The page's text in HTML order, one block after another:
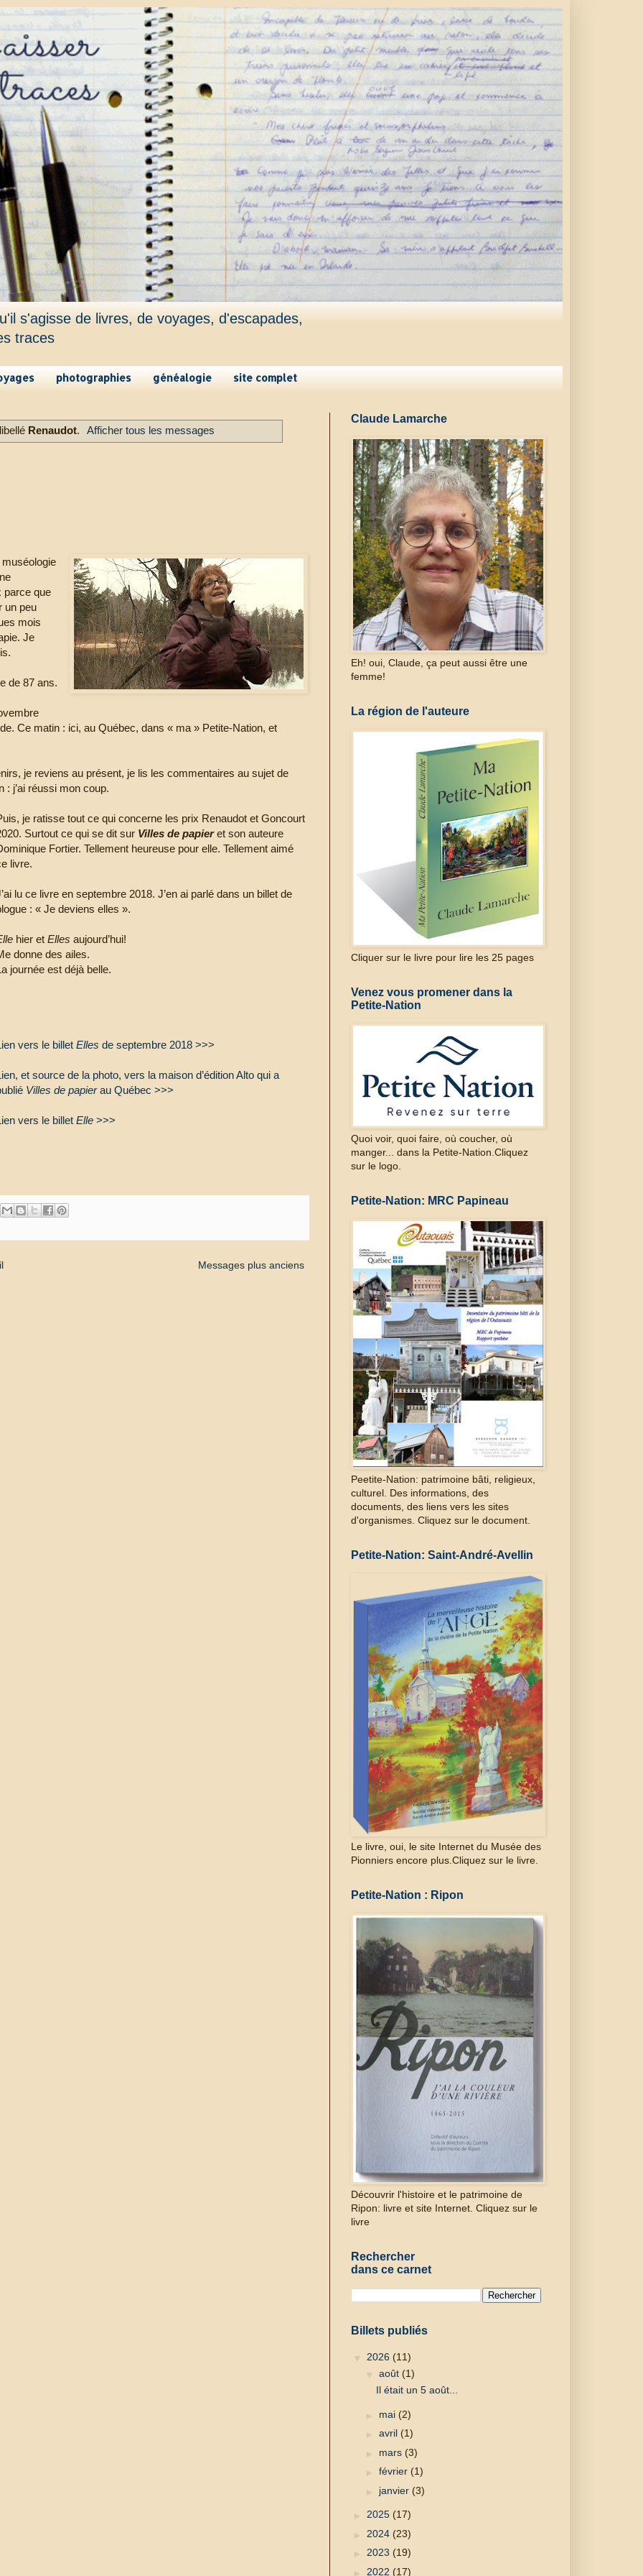
s'agisse de livres, de voyages, d'escapades,
traces
photographies généalogie site complet
Renaudot. Afficher tous les messages
parce que
un peu
mois
Je
de 87 ans.
Ce matin : ici, au Québec, dans « ma » Petite-Nation, et
je reviens au présent, je lis les commentaires au sujet de
: j’ai réussi mon coup.
je ratisse tout ce qui concerne les prix Renaudot et Goncourt
Surtout ce qui se dit sur Villes de papieret son auteure
Fortier. Tellement heureuse pour elle. Tellement aimé
livre.
lu ce livre en septembre 2018. J’en ai parlé dans un billet de
: « Je deviens elles ».
hier etElles aujourd’hui!
donne des ailes.
journée est déjà belle.
vers le billetElles de septembre 2018 >>>
et source de la photo, vers la maison d’édition Alto qui a
Villes de papierau Québec >>>
vers le billetElle >>>
Messages plus anciens
Claude Lamarche
Eh! oui, Claude, ça peut aussi être une
femme!
La région de l'auteure
Cliquer sur le livre pour lire les 25 pages
Venez vous promener dans la
Petite-Nation
Quoi voir, quoi faire, où coucher, où
manger... dans la Petite-Nation.Cliquez
sur le logo.
Petite-Nation: MRC Papineau
Peetite-Nation: patrimoine bâti, religieux,
culturel. Des informations, des
documents, des liens vers les sites
d'organismes. Cliquez sur le document.
Petite-Nation: Saint-André-Avellin
Le livre, oui, le site Internet du Musée des
Pionniers encore plus.Cliquez sur le livre.
Petite-Nation : Ripon
Découvrir l'histoire et le patrimoine de
Ripon: livre et site Internet. Cliquez sur le
livre
Rechercher
dans ce carnet
Billets publiés
▼ 2026 (11)
▼ août (1)
Il était un 5 août...
► mai (2)
► avril (1)
► mars (3)
► février (1)
► janvier (3)
► 2025 (17)
► 2024 (23)
► 2023 (19)
► 2022 (17)